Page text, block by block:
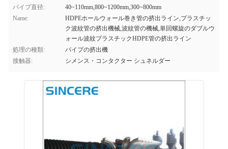
パイプ直径:
40~110mm,800~1200mm,300~800mm
Name:
HDPEホールウォール巻き管の挤出ライン,プラスチッ
ク波紋管の挤出機械,波紋管の機械,単回螺旋のダブルウ
ォール波紋プラスチックHDPE管の挤出ライン
処理の種類:
パイプの挤出機
接触器:
シメンス・コンタクター シュネルダー